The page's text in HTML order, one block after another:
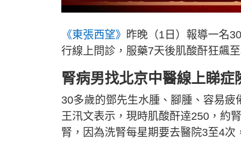
《東張西望》 昨晚（1日）報導一名
行線上問診，服藥7天後肌酸酐狂飆
腎病男找北京中醫線上睇症
30多歲的鄧先生水腫、腳腫、容易
王汛文表示，現時肌酸酐逹250，約
腎，因為洗腎每星期要去醫院3至4